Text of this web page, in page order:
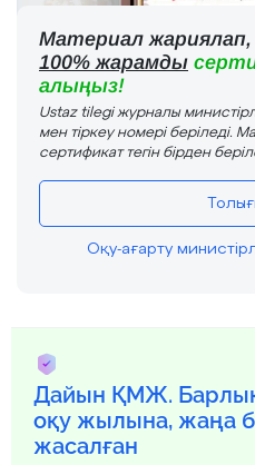
Материал жариялап,
100% жарамды
алыңыз!
Ustaz tilegi журналы
мен тіркеу номері беріледі.
сертификат тегін бірден
Оқу-ағарту
Дайын ҚМЖ.
оқу жылына, жаңа
жасалған